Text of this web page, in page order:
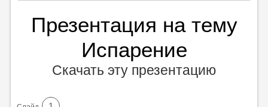
Презентация на тему
Испарение
Скачать эту презентацию